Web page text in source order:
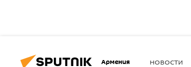
Армения НОВОСТИ